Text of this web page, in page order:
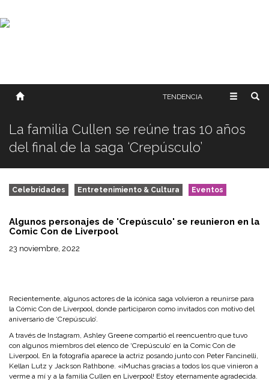
SOBRE NOSOTROS
TENDENCIA
La familia Cullen se reúne tras 10 años
del final de la saga ‘Crepúsculo’
Celebridades Entretenimiento & Cultura Eventos
Algunos personajes de 'Crepúsculo' se reunieron en la
Comic Con de Liverpool
23 noviembre, 2022
Recientemente, algunos actores de la icónica saga volvieron a reunirse para
la Cómic Con de Liverpool, donde participaron como invitados con motivo del
aniversario de ‘Crepúsculo’.
A través de Instagram, Ashley Greene compartió el reencuentro que tuvo
con algunos miembros del elenco de ‘Crepúsculo’ en la Comic Con de
Liverpool. En la fotografía aparece la actriz posando junto con Peter Fancinelli,
Kellan Lutz y Jackson Rathbone. «¡Muchas gracias a todos los que vinieron a
verme a mí y a la familia Cullen en Liverpool! Estoy eternamente agradecida.